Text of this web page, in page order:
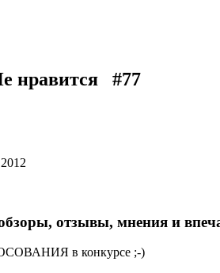
#77
отзывы, мнения и
в конкурсе ;-)